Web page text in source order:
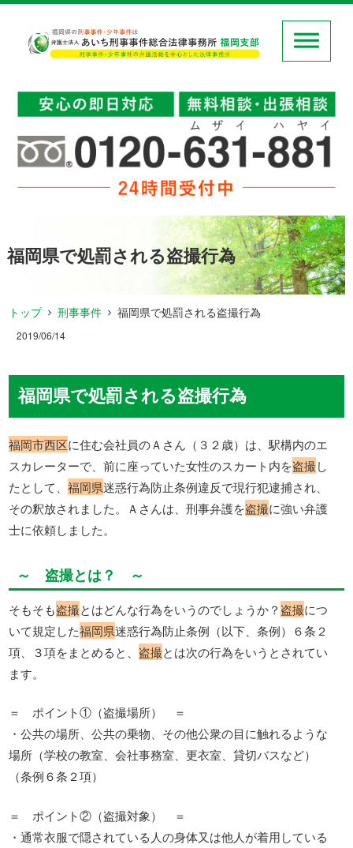
福岡県で処罰される盗撮行為
トップ 刑事事件 福岡県で処罰される盗撮行為
2019/06/14
福岡県で処罰される盗撮行為
福岡市西区に住む会社員のＡさん（３２歳）は、駅構内のエ
スカレーターで、前に座っていた女性のスカート内を盗撮し
たとして、福岡県迷惑行為防止条例違反で現行犯逮捕され、
その釈放されました。Ａさんは、刑事弁護を盗撮に強い弁護
士に依頼しました。
～ 盗撮とは？ ～
そもそも盗撮とはどんな行為をいうのでしょうか？ 盗撮につ
いて規定した福岡県迷惑行為防止条例（以下、条例）６条２
項、３項をまとめると、 盗撮とは次の行為をいうとされてい
ます。
＝ ポイント①（盗撮場所） ＝
・公共の場所、公共の乗物、その他公衆の目に触れるような
場所（学校の教室、会社事務室、更衣室、貸切バスなど）
（条例６条２項）
＝ ポイント②（盗撮対象） ＝
・通常衣服で隠されている人の身体又は他人が着用している